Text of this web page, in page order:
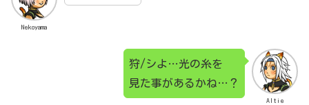
Nekoyama
Altie
狩/シよ…光の糸を
見た事があるかね…？